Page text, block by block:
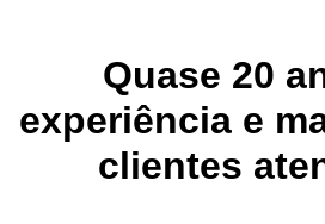
Quase 20
experiência e
clientes